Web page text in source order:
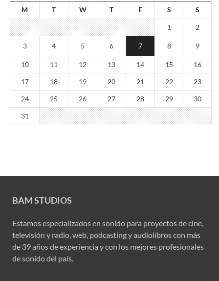
M T W T F S S
1 2
3 4 5 6 7 8 9
10 11 12 13 14 15 16
17 18 19 20 21 22 23
24 25 26 27 28 29 30
31
BAM STUDIOS
Estamos especializados en sonido para proyectos de cine,
televisión y radio, web, podcasting y audiolibros con más
de 39 años de experiencia y con los mejores profesionales
de sonido del país.